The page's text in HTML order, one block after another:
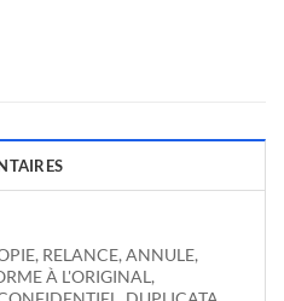
RELANCE, ANNULE,
À L'ORIGINAL,